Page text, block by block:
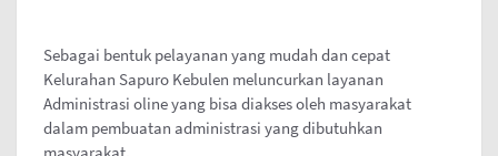
Sebagai bentuk pelayanan yang mudah dan cepat
Kelurahan Sapuro Kebulen meluncurkan layanan
Administrasi oline yang bisa diakses oleh masyarakat
dalam pembuatan administrasi yang dibutuhkan